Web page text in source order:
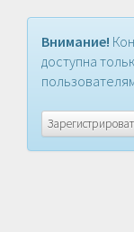
Внимание!
доступна